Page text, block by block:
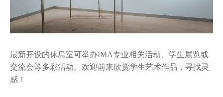
最新开设的休息室可举办IMA专业相关活动、学生展览或
交流会等多彩活动。欢迎前来欣赏学生艺术作品，寻找灵
感！